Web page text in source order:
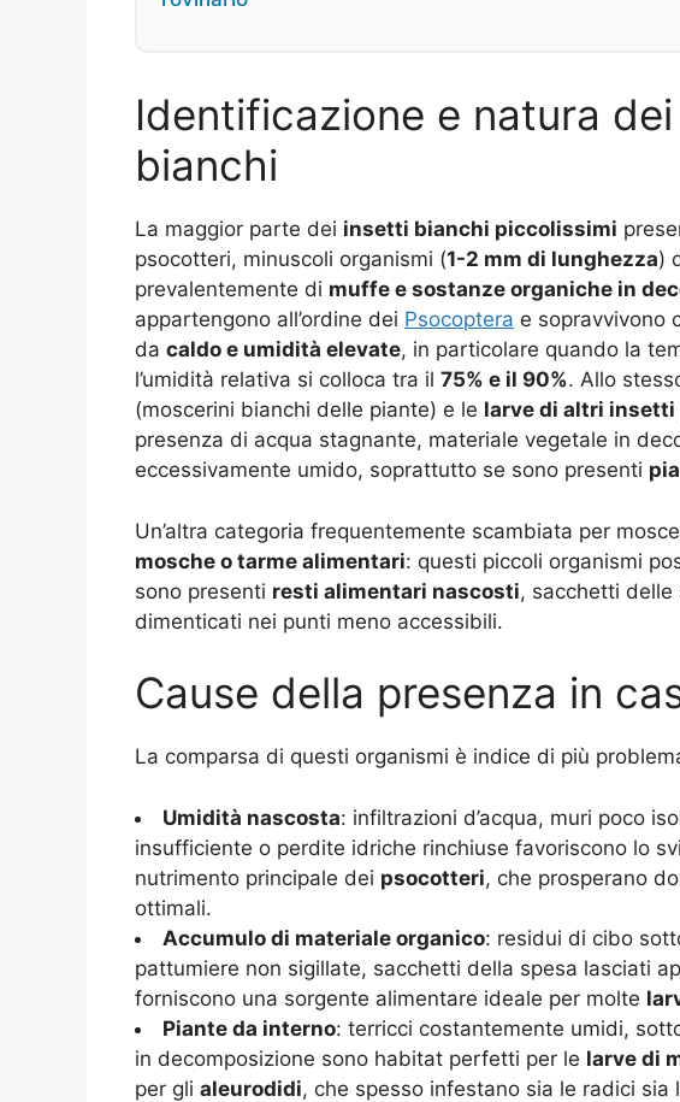
Identificazione e natura
bianchi
La maggior parte dei insetti bianchi piccolissimi
psocotteri, minuscoli organismi (1-2 mm di lunghezza)
prevalentemente di muffe e sostanze organiche in
appartengono all’ordine dei Psocoptera e sopravvivono
da caldo e umidità elevate, in particolare quando la
l’umidità relativa si colloca tra il 75% e il 90%. Allo
(moscerini bianchi delle piante) e le larve di altri insetti
presenza di acqua stagnante, materiale vegetale in
eccessivamente umido, soprattutto se sono presenti
Un’altra categoria frequentemente scambiata per
mosche o tarme alimentari: questi piccoli organismi
sono presenti resti alimentari nascosti, sacchetti delle
dimenticati nei punti meno accessibili.
Cause della presenza in
La comparsa di questi organismi è indice di più
Umidità nascosta: infiltrazioni d’acqua, muri poco
insufficiente o perdite idriche rinchiuse favoriscono lo
nutrimento principale dei psocotteri, che prosperano
ottimali.
Accumulo di materiale organico: residui di cibo
pattumiere non sigillate, sacchetti della spesa lasciati
forniscono una sorgente alimentare ideale per molte
Piante da interno: terricci costantemente umidi,
in decomposizione sono habitat perfetti per le larve di
per gli aleurodidi, che spesso infestano sia le radici